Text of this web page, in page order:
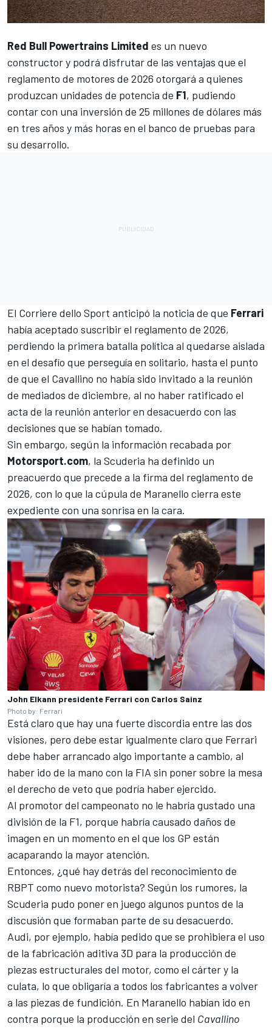
Red Bull Powertrains Limited es un nuevo
constructor y podrá disfrutar de las ventajas que el
reglamento de motores de 2026 otorgará a quienes
produzcan unidades de potencia de F1, pudiendo
contar con una inversión de 25 millones de dólares más
en tres años y más horas en el banco de pruebas para
su desarrollo.
El Corriere dello Sport anticipó la noticia de que Ferrari
había aceptado suscribir el reglamento de 2026,
perdiendo la primera batalla política al quedarse aislada
en el desafío que perseguía en solitario, hasta el punto
de que el Cavallino no había sido invitado a la reunión
de mediados de diciembre, al no haber ratificado el
acta de la reunión anterior en desacuerdo con las
decisiones que se habían tomado.
Sin embargo, según la información recabada por
Motorsport.com, la Scuderia ha definido un
preacuerdo que precede a la firma del reglamento de
2026, con lo que la cúpula de Maranello cierra este
expediente con una sonrisa en la cara.
John Elkann presidente Ferrari con Carlos Sainz
Photo by: Ferrari
Está claro que hay una fuerte discordia entre las dos
visiones, pero debe estar igualmente claro que Ferrari
debe haber arrancado algo importante a cambio, al
haber ido de la mano con la FIA sin poner sobre la mesa
el derecho de veto que podría haber ejercido.
Al promotor del campeonato no le habría gustado una
división de la F1, porque habría causado daños de
imagen en un momento en el que los GP están
acaparando la mayor atención.
Entonces, ¿qué hay detrás del reconocimiento de
RBPT como nuevo motorista? Según los rumores, la
Scuderia pudo poner en juego algunos puntos de la
discusión que formaban parte de su desacuerdo.
Audi, por ejemplo, había pedido que se prohibiera el uso
de la fabricación aditiva 3D para la producción de
piezas estructurales del motor, como el cárter y la
culata, lo que obligaría a todos los fabricantes a volver
a las piezas de fundición. En Maranello habían ido en
contra porque la producción en serie del Cavallino